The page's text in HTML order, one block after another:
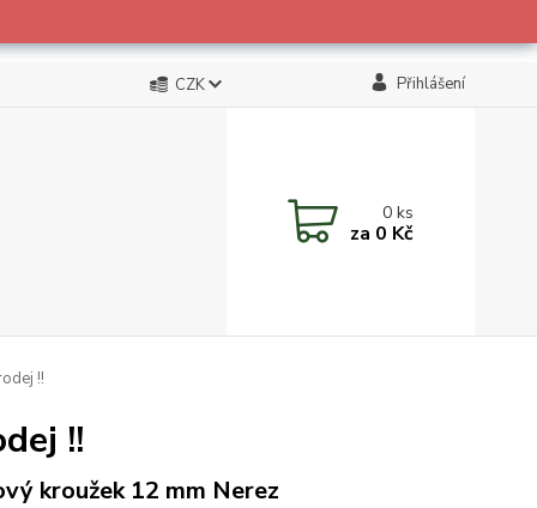
CZK Přihlášení
0ks
za 0 Kč
!!
!!
kroužek 12 mm Nerez